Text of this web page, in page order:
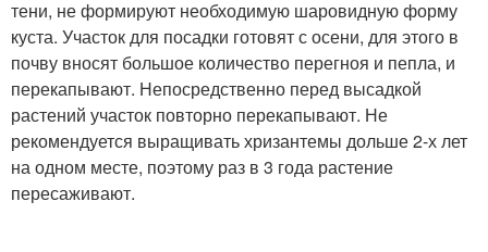
тени, не формируют необходимую шаровидную форму
куста. Участок для посадки готовят с осени, для этого в
почву вносят большое количество перегноя и пепла, и
перекапывают. Непосредственно перед высадкой
растений участок повторно перекапывают. Не
рекомендуется выращивать хризантемы дольше 2-х лет
на одном месте, поэтому раз в 3 года растение
пересаживают.